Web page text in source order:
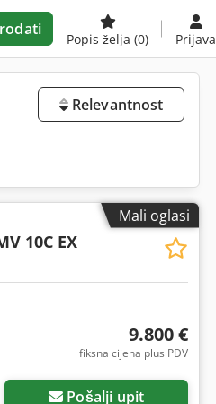
Popis želja (0) Prijava
Relevantnost
Mali oglasi
10C EX
9.800 €
fiksna cijena plus PDV
Pošalji upit